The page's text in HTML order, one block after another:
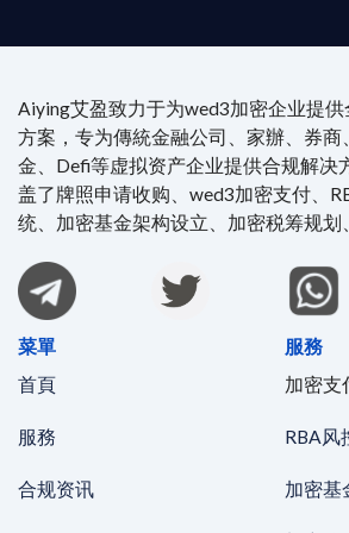
Aiying艾盈致力于为wed3加密企业提
方案，专为傳統金融公司、家辦、券商
金、Defi等虚拟资产企业提供合规解决
盖了牌照申请收购、wed3加密支付、
统、加密基金架构设立、加密税筹规划
菜單
首頁
服務
合规资讯
服務
加密支
RBA风
加密基